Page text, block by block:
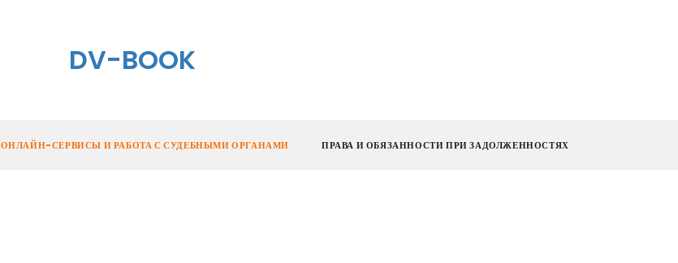
DV-BOOK
ОНЛАЙН-СЕРВИСЫ И РАБОТА С СУДЕБНЫМИ ОРГАНАМИ ПРАВА И ОБЯЗАННОСТИ ПРИ ЗАДОЛЖЕННОСТЯХ